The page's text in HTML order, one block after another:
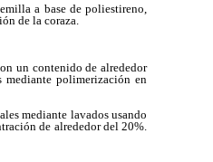
a base de poliestireno,
de la coraza.
un contenido de alrededor
polimerización en
mediante lavados usando
de alrededor del 20%.